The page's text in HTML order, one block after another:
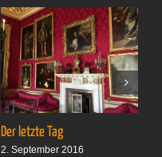
Der letzte Tag
2. September 2016